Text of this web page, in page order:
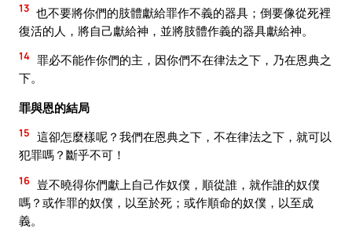
13 也不要將你們的肢體獻給罪作不義的器具；倒要像從死裡
復活的人，將自己獻給神，並將肢體作義的器具獻給神。
14 罪必不能作你們的主，因你們不在律法之下，乃在恩典之
下。
罪與恩的結局
15 這卻怎麼樣呢？我們在恩典之下，不在律法之下，就可以
犯罪嗎？斷乎不可！
16 豈不曉得你們獻上自己作奴僕，順從誰，就作誰的奴僕
嗎？或作罪的奴僕，以至於死；或作順命的奴僕，以至成
義。